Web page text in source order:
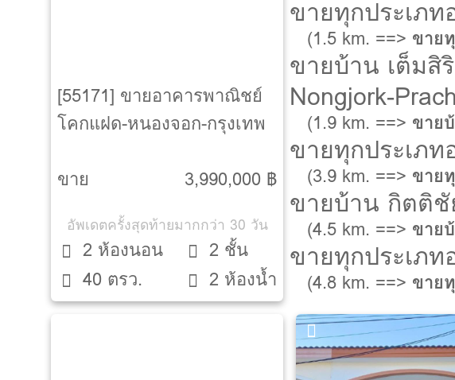
[55171] ขายอาคารพาณิชย์
โคกแฝด-หนองจอก-กรุงเทพ
ขาย 3,990,000 ฿
อัพเดตครั้งสุดท้ายมากกว่า 30 วัน
2 ห้องนอน
40 ตรว.
2 ชั้น
2 ห้องน้ำ
ขายทุกประเภ
(1.5 km. ==> ขาย
ขายบ้าน เต็มสิ
Nongjork-
(1.9 km. ==> ขาย
ขายทุกประเภ
(3.9 km. ==> ขาย
ขายบ้าน กิตติชั
(4.5 km. ==> ขาย
ขายทุกประเภท
(4.8 km. ==> ขาย